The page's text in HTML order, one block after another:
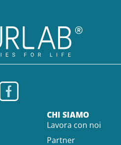
CHI SIAMO
Lavora con noi
Partner